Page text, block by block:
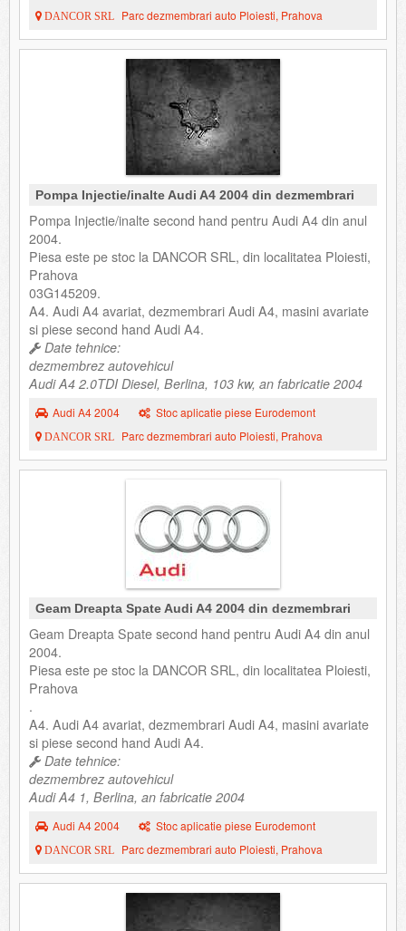
DANCOR SRL Parc dezmembrari auto Ploiesti, Prahova
Pompa Injectie/inalte Audi A4 2004 din dezmembrari
Pompa Injectie/inalte second hand pentru Audi A4 din anul
2004.
Piesa este pe stoc la DANCOR SRL, din localitatea Ploiesti,
Prahova
03G145209.
A4. Audi A4 avariat, dezmembrari Audi A4, masini avariate
si piese second hand Audi A4.
Date tehnice:
dezmembrez autovehicul
Audi A4 2.0TDI Diesel, Berlina, 103 kw, an fabricatie 2004
Audi A4 2004 Stoc aplicatie piese Eurodemont
DANCOR SRL Parc dezmembrari auto Ploiesti, Prahova
Geam Dreapta Spate Audi A4 2004 din dezmembrari
Geam Dreapta Spate second hand pentru Audi A4 din anul
2004.
Piesa este pe stoc la DANCOR SRL, din localitatea Ploiesti,
Prahova
.
A4. Audi A4 avariat, dezmembrari Audi A4, masini avariate
si piese second hand Audi A4.
Date tehnice:
dezmembrez autovehicul
Audi A4 1, Berlina, an fabricatie 2004
Audi A4 2004 Stoc aplicatie piese Eurodemont
DANCOR SRL Parc dezmembrari auto Ploiesti, Prahova